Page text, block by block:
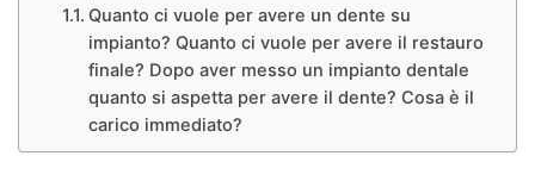
Quanto ci vuole per avere un dente su
impianto? Quanto ci vuole per avere il restauro
finale? Dopo aver messo un impianto dentale
quanto si aspetta per avere il dente? Cosa è il
carico immediato?